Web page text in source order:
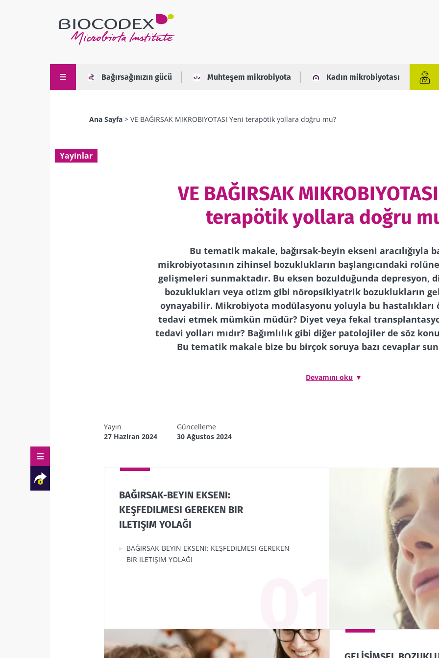
Bağırsağınızın gücü Muhteşem mikrobiyota Kadın mikrobiyotası
Ana Sayfa VE BAĞIRSAK MIKROBIYOTASI Yeni terapötik yollara doğru mu?
Yayinlar
VE BAĞIRSAK
terapötik yollara doğru
Bu tematik makale, bağırsak-beyin ekseni aracılığıyla
mikrobiyotasının zihinsel bozuklukların başlangıcındaki
gelişmeleri sunmaktadır. Bu eksen bozulduğunda depresyon,
bozuklukları veya otizm gibi nöropsikiyatrik bozuklukların
oynayabilir. Mikrobiyota modülasyonu yoluyla bu hastalıkları
tedavi etmek mümkün müdür? Diyet veya fekal
tedavi yolları mıdır? Bağımlılık gibi diğer patolojiler de söz
Bu tematik makale bize bu birçok soruya bazı cevaplar
Örneğin, gastrointestinal sistemin de "enterik sinir sistemi" adı
kılmaktadır: tıpkı bağırsak bakterilerinin bağırsak duvarını
mesajlar iletebilen kimyasal moleküller üretmesi gibi,
sistemi aracılığıyla davranışlarımızı etkileyebilir.
Ya da bazı probiyotikler psikotropik özelliklere sahiptir ve beyin ile
sinir yollarını doğrudan aktive edebilir. Bunlara
gastrointestinal sistemdeki enflamatuar süreci ve mide ve
bakterilerin büyümesini sınırlarlar. Bunlardan bazıları antidepresan
tedavilere yardımcı tedavi olarak kullanılabilir ve çeşitli
Devamını oku
TwitterMail
Yayın
27 Haziran 2024
Güncelleme
30 Ağustos 2024
BAĞIRSAK-BEYIN EKSENI:
KEŞFEDILMESI GEREKEN BIR
ILETIŞIM YOLAĞI
BAĞIRSAK-BEYIN EKSENI: KEŞFEDILMESI GEREKEN
BIR ILETIŞIM YOLAĞI
Bizimle kal!